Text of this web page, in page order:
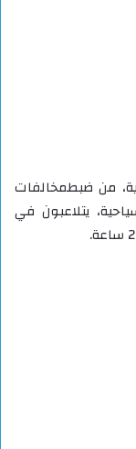
من ضبطمخالفات
وسياحية، يتلاعبون في